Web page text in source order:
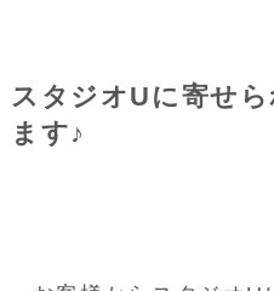
スタジオUに寄せ
ます♪